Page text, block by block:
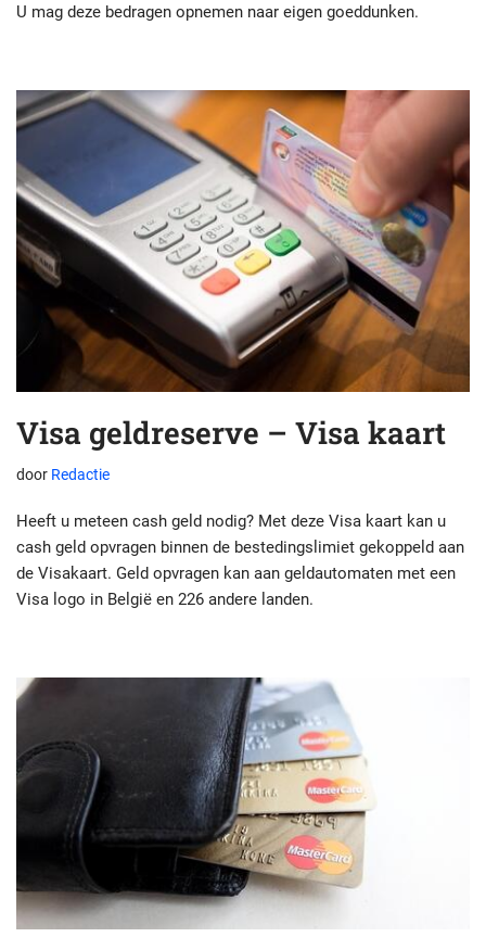
U mag deze bedragen opnemen naar eigen goeddunken.
Visa geldreserve – Visa kaart
door Redactie
Heeft u meteen cash geld nodig? Met deze Visa kaart kan u
cash geld opvragen binnen de bestedingslimiet gekoppeld aan
de Visakaart. Geld opvragen kan aan geldautomaten met een
Visa logo in België en 226 andere landen.